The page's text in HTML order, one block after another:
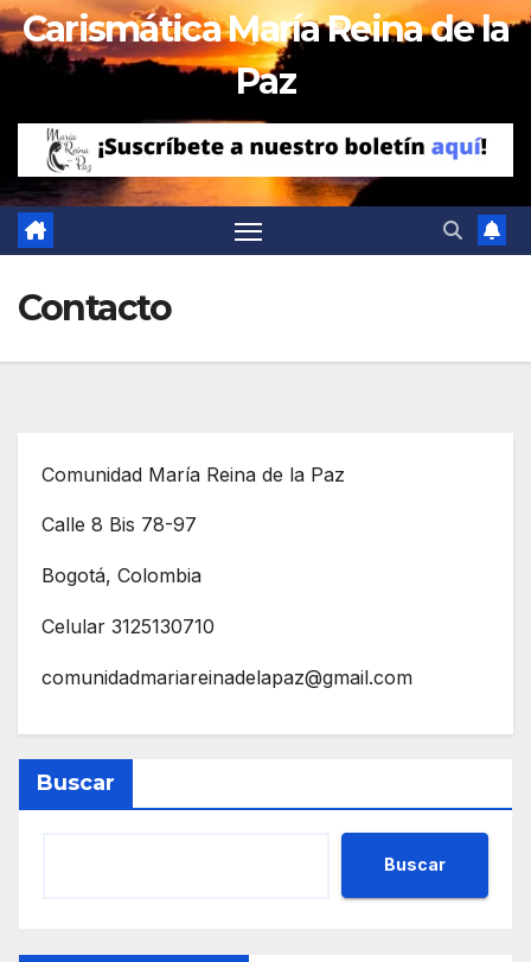
Carismática María Reina de la
Paz
Contacto
Comunidad María Reina de la Paz
Calle 8 Bis 78-97
Bogotá, Colombia
Celular 3125130710
comunidadmariareinadelapaz@gmail.com
Buscar
Buscar